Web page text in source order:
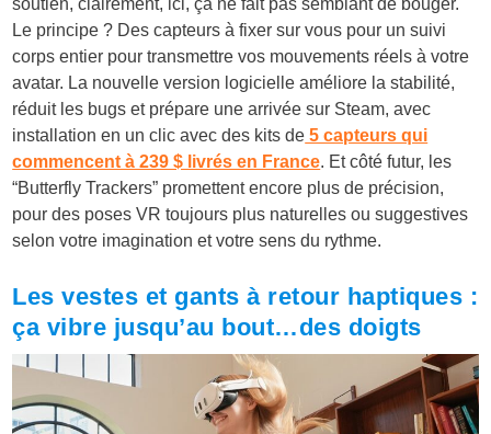
soutien, clairement, ici, ça ne fait pas semblant de bouger.
Le principe ? Des capteurs à fixer sur vous pour un suivi
corps entier pour transmettre vos mouvements réels à votre
avatar. La nouvelle version logicielle améliore la stabilité,
réduit les bugs et prépare une arrivée sur Steam, avec
installation en un clic avec des kits de 5 capteurs qui
commencent à 239 $ livrés en France. Et côté futur, les
“Butterfly Trackers” promettent encore plus de précision,
pour des poses VR toujours plus naturelles ou suggestives
selon votre imagination et votre sens du rythme.
Les vestes et gants à retour haptiques :
ça vibre jusqu’au bout…des doigts